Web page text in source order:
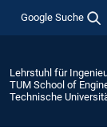
Google Suche
Lehrstuhl für
TUM School of
Technische